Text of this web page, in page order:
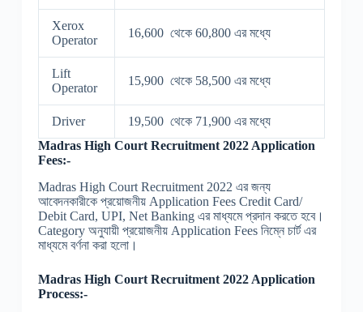
Xerox
Operator
16,600 থেকে 60,800 এর মধ্যে
Lift
Operator
15,900 থেকে 58,500 এর মধ্যে
Driver
19,500 থেকে 71,900 এর মধ্যে
Madras High Court Recruitment 2022 Application
Fees:-
Madras High Court Recruitment 2022 এর জন্য
আবেদনকারীকে প্রয়োজনীয় Application Fees Credit Card/
Debit Card, UPI, Net Banking এর মাধ্যমে প্রদান করতে হবে।
Category অনুযায়ী প্রয়োজনীয় Application Fees নিম্নে চার্ট এর
মাধ্যমে বর্ণনা করা হলো।
Madras High Court Recruitment 2022 Application
Process:-